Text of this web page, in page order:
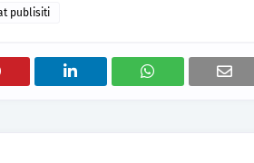
publisiti